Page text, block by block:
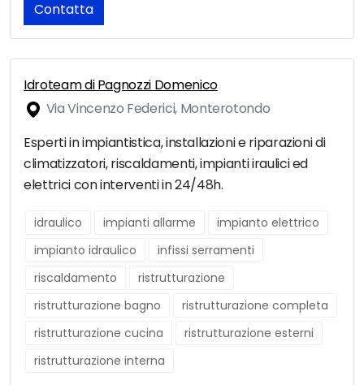
Contatta
Idroteam di Pagnozzi Domenico
Via Vincenzo Federici, Monterotondo
Esperti in impiantistica, installazioni e riparazioni di
climatizzatori, riscaldamenti, impianti iraulici ed
elettrici con interventi in 24/48h.
idraulico impianti allarme
impianto elettrico
impianto idraulico
infissi serramenti
riscaldamento
ristrutturazione
ristrutturazione bagno
ristrutturazione completa
ristrutturazione cucina
ristrutturazione esterni
ristrutturazione interna